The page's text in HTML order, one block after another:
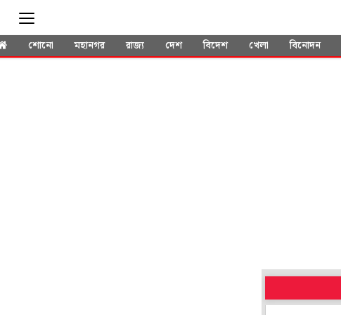
শোনো মহানগর রাজ্য দেশ বিদেশ খেলা বিনোদন